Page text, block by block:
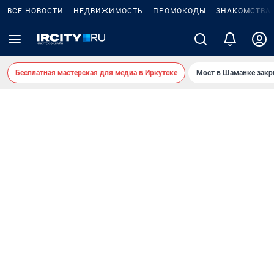
ВСЕ НОВОСТИ НЕДВИЖИМОСТЬ ПРОМОКОДЫ ЗНАКОМСТВА
Бесплатная мастерская для медиа в Иркутске Мост в Шаманке